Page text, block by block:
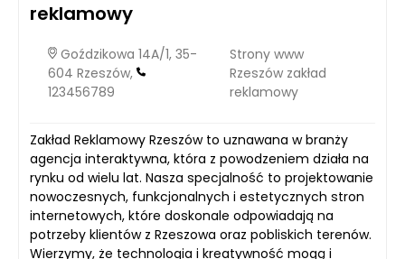
reklamowy
Goździkowa 14A/1, 35-
604 Rzeszów,
123456789
Strony www
Rzeszów zakład
reklamowy
Zakład Reklamowy Rzeszów to uznawana w branży
agencja interaktywna, która z powodzeniem działa na
rynku od wielu lat. Nasza specjalność to projektowanie
nowoczesnych, funkcjonalnych i estetycznych stron
internetowych, które doskonale odpowiadają na
potrzeby klientów z Rzeszowa oraz pobliskich terenów.
Wierzymy, że technologia i kreatywność mogą i